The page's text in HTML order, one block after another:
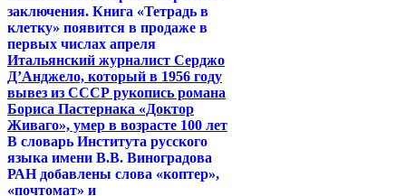
заключения. Книга «Тетрадь в
клетку» появится в продаже в
первых числах апреля
Итальянский журналист Серджо
Д’Анджело, который в 1956 году
вывез из СССР рукопись романа
Бориса Пастернака «Доктор
Живаго», умер в возрасте 100 лет
В словарь Института русского
языка имени В.В. Виноградова
РАН добавлены слова «коптер»,
«почтомат» и